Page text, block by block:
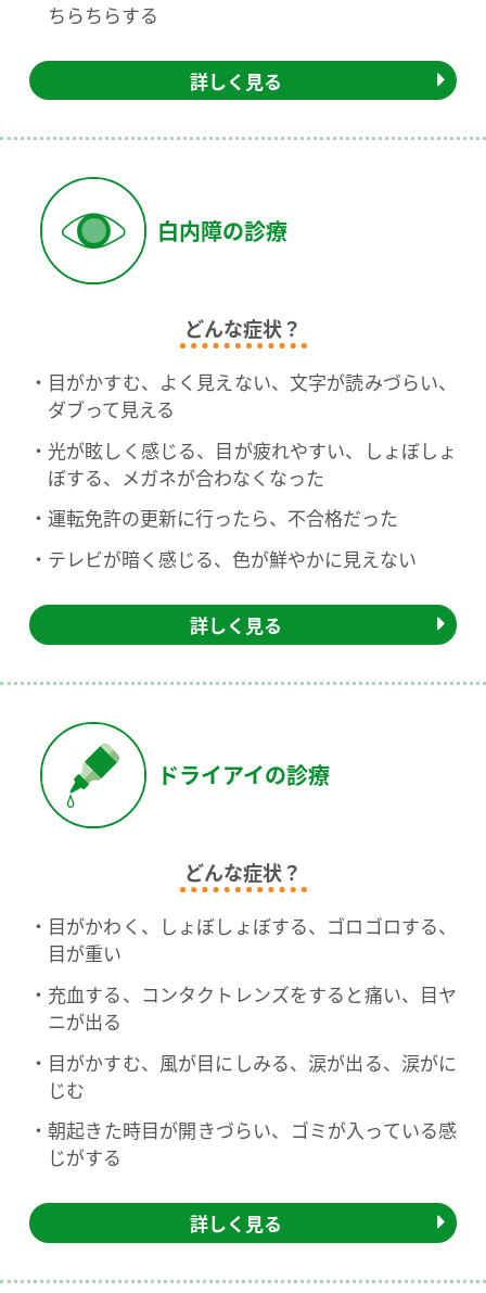
ちらちらする
詳しく見る
白内障の診療
どんな症状？
目がかすむ、よく見えない、文字が読みづらい、
ダブって見える
光が眩しく感じる、目が疲れやすい、しょぼしょ
ぼする、メガネが合わなくなった
運転免許の更新に行ったら、不合格だった
テレビが暗く感じる、色が鮮やかに見えない
詳しく見る
ドライアイの診療
どんな症状？
目がかわく、しょぼしょぼする、ゴロゴロする、
目が重い
充血する、コンタクトレンズをすると痛い、目ヤ
ニが出る
目がかすむ、風が目にしみる、涙が出る、涙がに
じむ
朝起きた時目が開きづらい、ゴミが入っている感
じがする
詳しく見る